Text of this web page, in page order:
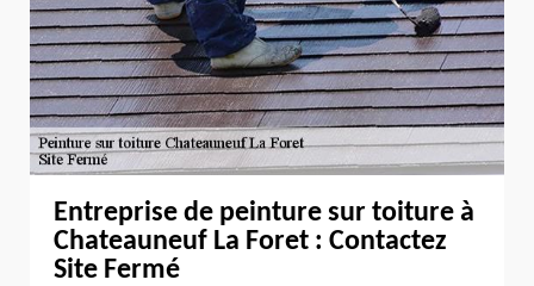
Entreprise de peinture sur toiture à
Chateauneuf La Foret : Contactez
Site Fermé